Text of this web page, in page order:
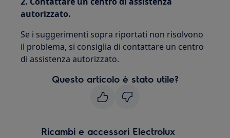
autorizzato.
Se i suggerimenti sopra riportati non risolvono
il problema, si consiglia di contattare un centro
di assistenza autorizzato.
Questo articolo è stato utile?
Ricambi e accessori Electrolux